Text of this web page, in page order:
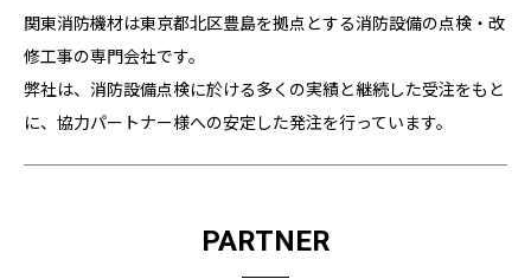
関東消防機材は東京都北区豊島を拠点とする消防設備の点検・改
修工事の専門会社です。
弊社は、消防設備点検に於ける多くの実績と継続した受注をもと
に、協力パートナー様への安定した発注を行っています。
PARTNER